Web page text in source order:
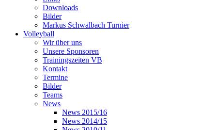
Downloads
Bilder
Markus Schwalbach Turnier
Volleyball
Wir über uns
Unsere Sponsoren
Trainingszeiten VB
Kontakt
Termine
Bilder
Teams
News
News 2015/16
News 2014/15